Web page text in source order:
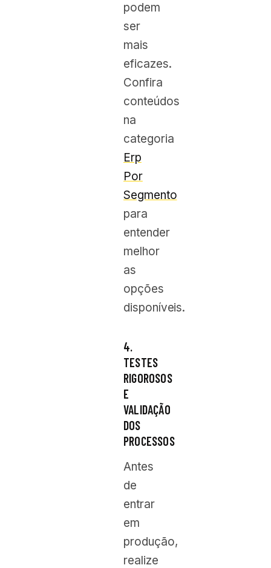
podem
ser
mais
eficazes.
Confira
conteúdos
na
categoria
Erp
Por
Segmento
para
entender
melhor
as
opções
disponíveis.
4.
TESTES
RIGOROSOS
E
VALIDAÇÃO
DOS
PROCESSOS
Antes
de
entrar
em
produção,
realize